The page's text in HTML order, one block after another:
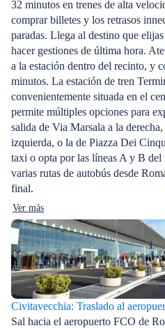
32 minutos en trenes de alta
comprar billetes y los retrasos
paradas. Llega al destino que
hacer gestiones de última hora.
a la estación dentro del recinto, y
minutos. La estación de tren
convenientemente situada en el
permite múltiples opciones para
salida de Via Marsala a la
izquierda, o la de Piazza Dei
taxi o opta por las líneas A y B del
varias rutas de autobús desde
final.
Ver más
Civitavecchia: Traslado al
Sal hacia el aeropuerto FCO de